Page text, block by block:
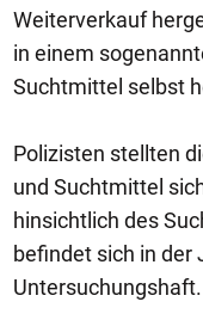
Weiterverkauf
in einem
Suchtmittel selbst
Polizisten stellten
und Suchtmittel
hinsichtlich des
befindet sich in der